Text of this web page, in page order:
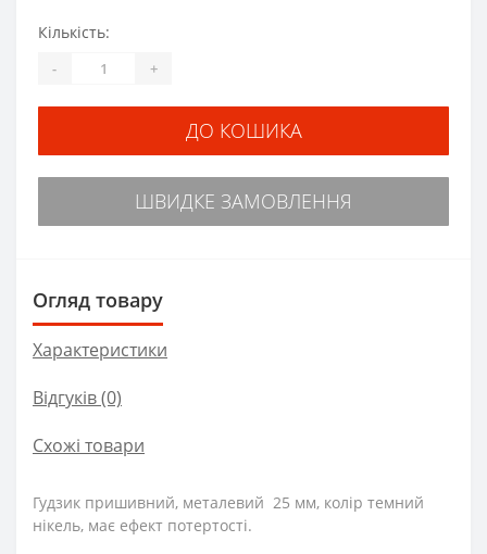
Кількість:
- +
ДО КОШИКА
ШВИДКЕ ЗАМОВЛЕННЯ
Огляд товару
Характеристики
Відгуків (0)
Схожі товари
Гудзик пришивний, металевий 25 мм, колір темний
нікель, має ефект потертості.